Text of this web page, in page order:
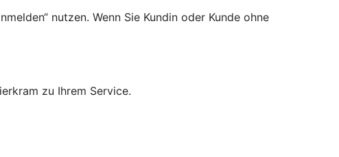
nutzen. Wenn Sie Kundin oder Kunde ohne
zu Ihrem Service.